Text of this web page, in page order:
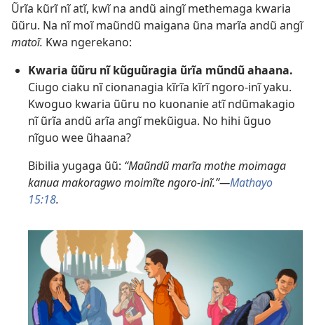
Ũrĩa kũrĩ nĩ atĩ, kwĩ na andũ aingĩ methemaga kwaria
ũũru. Na nĩ moĩ maũndũ maigana ũna marĩa andũ angĩ
matoĩ. Kwa ngerekano:
Kwaria ũũru nĩ kũguũragia ũrĩa mũndũ ahaana.
Ciugo ciaku nĩ cionanagia kĩrĩa kĩrĩ ngoro-inĩ yaku.
Kwoguo kwaria ũũru no kuonanie atĩ ndũmakagio
nĩ ũrĩa andũ arĩa angĩ mekũigua. No hihi ũguo
nĩguo wee ũhaana?
Bibilia yugaga ũũ: “Maũndũ marĩa mothe moimaga
kanua makoragwo moimĩte ngoro-inĩ.”​—Mathayo
15:18.